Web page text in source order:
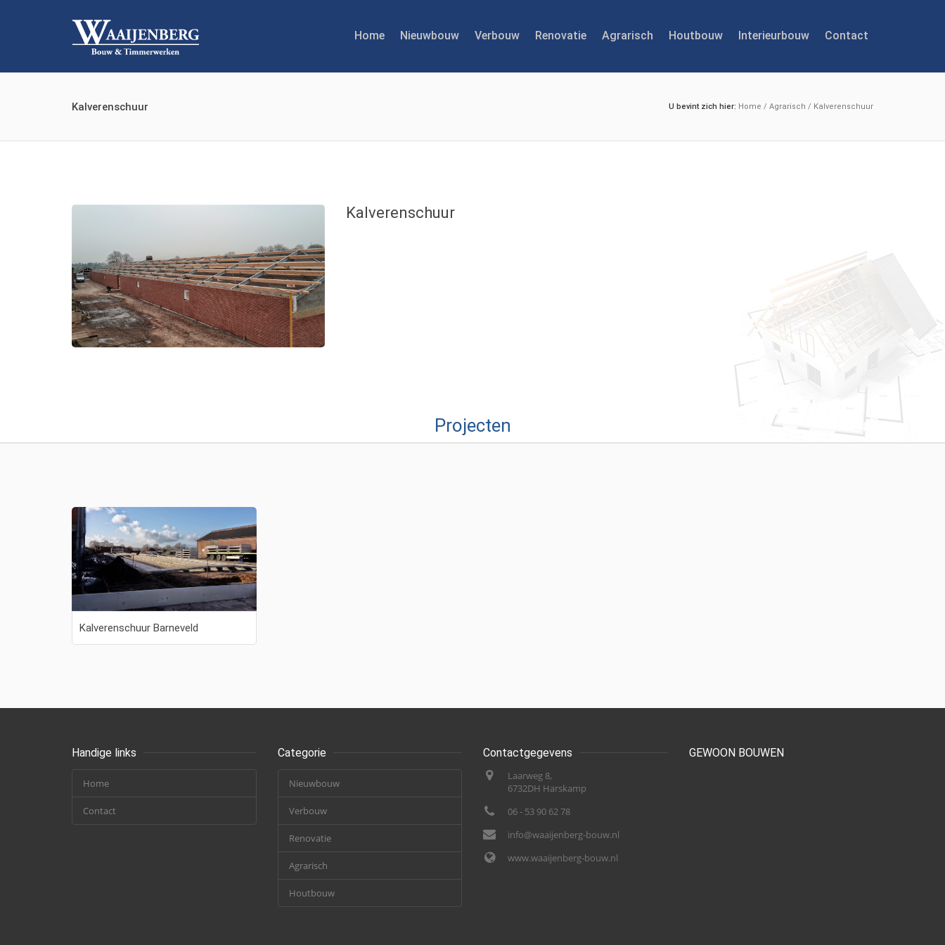
Home Nieuwbouw Verbouw Renovatie Agrarisch Houtbouw Interieurbouw Contact
Kalverenschuur U bevint zich hier: Home / Agrarisch / Kalverenschuur
Kalverenschuur
Projecten
Kalverenschuur Barneveld
Handige links
Home
Contact
Categorie
Nieuwbouw
Verbouw
Renovatie
Agrarisch
Houtbouw
Contactgegevens
Laarweg 8,
6732DH Harskamp
06 - 53 90 62 78
info@waaijenberg-bouw.nl
www.waaijenberg-bouw.nl
GEWOON BOUWEN